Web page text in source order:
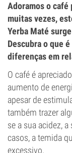
Adoramos o
muitas vezes,
Yerba Maté
Descubra o que
diferenças em
O café é
aumento de
apesar de
também trazer
se a sua acidez,
casos, a temida
excessivo.